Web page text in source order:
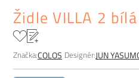
Židle VILLA 2 bílá
Značka:COLOS Designér:JUN